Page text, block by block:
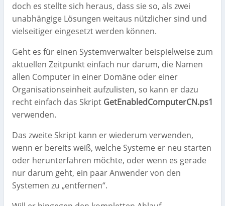
doch es stellte sich heraus, dass sie so, als zwei
unabhängige Lösungen weitaus nützlicher sind und
vielseitiger eingesetzt werden können.
Geht es für einen Systemverwalter beispielweise zum
aktuellen Zeitpunkt einfach nur darum, die Namen
allen Computer in einer Domäne oder einer
Organisationseinheit aufzulisten, so kann er dazu
recht einfach das Skript GetEnabledComputerCN.ps1
verwenden.
Das zweite Skript kann er wiederum verwenden,
wenn er bereits weiß, welche Systeme er neu starten
oder herunterfahren möchte, oder wenn es gerade
nur darum geht, ein paar Anwender von den
Systemen zu „entfernen“.